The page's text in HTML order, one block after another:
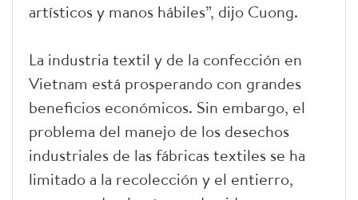
artísticos y manos hábiles”, dijo Cuong.
La industria textil y de la confección en
Vietnam está prosperando con grandes
beneficios económicos. Sin embargo, el
problema del manejo de los desechos
industriales de las fábricas textiles se ha
limitado a la recolección y el entierro,